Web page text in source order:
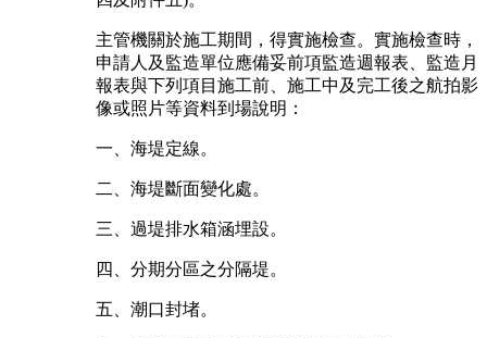
主管機關於施工期間，得實施檢查。實施檢查時，
申請人及監造單位應備妥前項監造週報表、監造月
報表與下列項目施工前、施工中及完工後之航拍影
像或照片等資料到場說明：
一、海堤定線。
二、海堤斷面變化處。
三、過堤排水箱涵埋設。
四、分期分區之分隔堤。
五、潮口封堵。